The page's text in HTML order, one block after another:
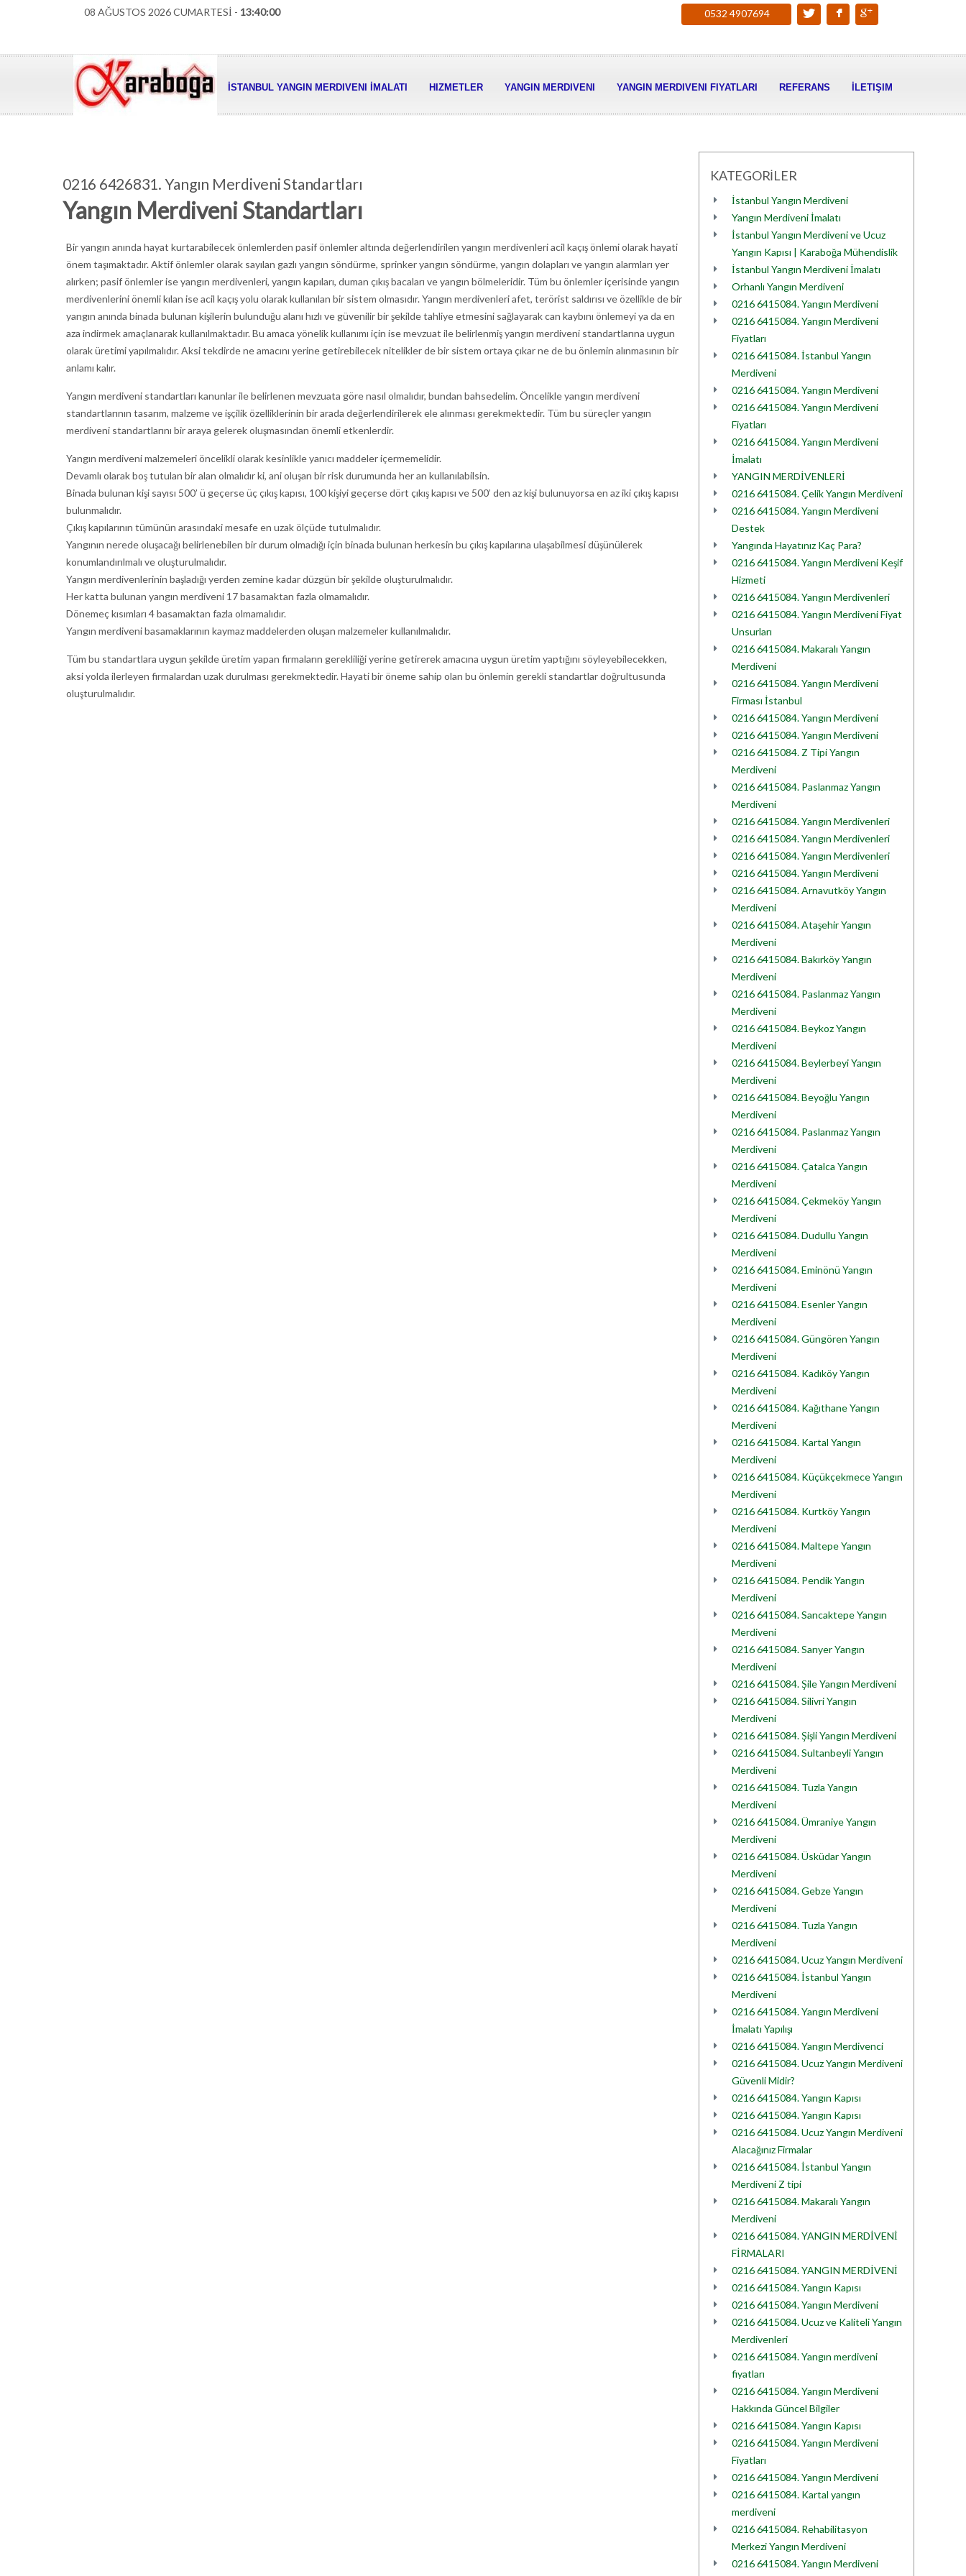
08 AĞUSTOS 2026 CUMARTESİ - 13:40:01 0532 4907694
İSTANBUL YANGIN MERDIVENI İMALATI HIZMETLER YANGIN MERDIVENI YANGIN MERDIVENI FIYATLARI REFERANS İLETIŞIM
0216 6426831. Yangın Merdiveni Standartları
Yangın Merdiveni Standartları
Bir yangın anında hayat kurtarabilecek önlemlerden pasif önlemler altında değerlendirilen yangın merdivenleri acil kaçış önlemi olarak hayati
önem taşımaktadır. Aktif önlemler olarak sayılan gazlı yangın söndürme, sprinker yangın söndürme, yangın dolapları ve yangın alarmları yer
alırken; pasif önlemler ise yangın merdivenleri, yangın kapıları, duman çıkış bacaları ve yangın bölmeleridir. Tüm bu önlemler içerisinde yangın
merdivenlerini önemli kılan ise acil kaçış yolu olarak kullanılan bir sistem olmasıdır. Yangın merdivenleri afet, terörist saldırısı ve özellikle de bir
yangın anında binada bulunan kişilerin bulunduğu alanı hızlı ve güvenilir bir şekilde tahliye etmesini sağlayarak can kaybını önlemeyi ya da en
aza indirmek amaçlanarak kullanılmaktadır. Bu amaca yönelik kullanımı için ise mevzuat ile belirlenmiş yangın merdiveni standartlarına uygun
olarak üretimi yapılmalıdır. Aksi tekdirde ne amacını yerine getirebilecek nitelikler de bir sistem ortaya çıkar ne de bu önlemin alınmasının bir
anlamı kalır.
Yangın merdiveni standartları kanunlar ile belirlenen mevzuata göre nasıl olmalıdır, bundan bahsedelim. Öncelikle yangın merdiveni
standartlarının tasarım, malzeme ve işçilik özelliklerinin bir arada değerlendirilerek ele alınması gerekmektedir. Tüm bu süreçler yangın
merdiveni standartlarını bir araya gelerek oluşmasından önemli etkenlerdir.
Yangın merdiveni malzemeleri öncelikli olarak kesinlikle yanıcı maddeler içermemelidir.
Devamlı olarak boş tutulan bir alan olmalıdır ki, ani oluşan bir risk durumunda her an kullanılabilsin.
Binada bulunan kişi sayısı 500’ ü geçerse üç çıkış kapısı, 100 kişiyi geçerse dört çıkış kapısı ve 500’ den az kişi bulunuyorsa en az iki çıkış kapısı
bulunmalıdır.
Çıkış kapılarının tümünün arasındaki mesafe en uzak ölçüde tutulmalıdır.
Yangının nerede oluşacağı belirlenebilen bir durum olmadığı için binada bulunan herkesin bu çıkış kapılarına ulaşabilmesi düşünülerek
konumlandırılmalı ve oluşturulmalıdır.
Yangın merdivenlerinin başladığı yerden zemine kadar düzgün bir şekilde oluşturulmalıdır.
Her katta bulunan yangın merdiveni 17 basamaktan fazla olmamalıdır.
Dönemeç kısımları 4 basamaktan fazla olmamalıdır.
Yangın merdiveni basamaklarının kaymaz maddelerden oluşan malzemeler kullanılmalıdır.
Tüm bu standartlara uygun şekilde üretim yapan firmaların gerekliliği yerine getirerek amacına uygun üretim yaptığını söyleyebilecekken,
aksi yolda ilerleyen firmalardan uzak durulması gerekmektedir. Hayati bir öneme sahip olan bu önlemin gerekli standartlar doğrultusunda
oluşturulmalıdır.
KATEGORİLER
İstanbul Yangın Merdiveni
Yangın Merdiveni İmalatı
İstanbul Yangın Merdiveni ve Ucuz
Yangın Kapısı | Karaboğa Mühendislik
İstanbul Yangın Merdiveni İmalatı
Orhanlı Yangın Merdiveni
0216 6415084. Yangın Merdiveni
0216 6415084. Yangın Merdiveni
Fiyatları
0216 6415084. İstanbul Yangın
Merdiveni
0216 6415084. Yangın Merdiveni
0216 6415084. Yangın Merdiveni
Fiyatları
0216 6415084. Yangın Merdiveni
İmalatı
YANGIN MERDİVENLERİ
0216 6415084. Çelik Yangın Merdiveni
0216 6415084. Yangın Merdiveni
Destek
Yangında Hayatınız Kaç Para?
0216 6415084. Yangın Merdiveni Keşif
Hizmeti
0216 6415084. Yangın Merdivenleri
0216 6415084. Yangın Merdiveni Fiyat
Unsurları
0216 6415084. Makaralı Yangın
Merdiveni
0216 6415084. Yangın Merdiveni
Firması İstanbul
0216 6415084. Yangın Merdiveni
0216 6415084. Yangın Merdiveni
0216 6415084. Z Tipi Yangın
Merdiveni
0216 6415084. Paslanmaz Yangın
Merdiveni
0216 6415084. Yangın Merdivenleri
0216 6415084. Yangın Merdivenleri
0216 6415084. Yangın Merdivenleri
0216 6415084. Yangın Merdiveni
0216 6415084. Arnavutköy Yangın
Merdiveni
0216 6415084. Ataşehir Yangın
Merdiveni
0216 6415084. Bakırköy Yangın
Merdiveni
0216 6415084. Paslanmaz Yangın
Merdiveni
0216 6415084. Beykoz Yangın
Merdiveni
0216 6415084. Beylerbeyi Yangın
Merdiveni
0216 6415084. Beyoğlu Yangın
Merdiveni
0216 6415084. Paslanmaz Yangın
Merdiveni
0216 6415084. Çatalca Yangın
Merdiveni
0216 6415084. Çekmeköy Yangın
Merdiveni
0216 6415084. Dudullu Yangın
Merdiveni
0216 6415084. Eminönü Yangın
Merdiveni
0216 6415084. Esenler Yangın
Merdiveni
0216 6415084. Güngören Yangın
Merdiveni
0216 6415084. Kadıköy Yangın
Merdiveni
0216 6415084. Kağıthane Yangın
Merdiveni
0216 6415084. Kartal Yangın
Merdiveni
0216 6415084. Küçükçekmece Yangın
Merdiveni
0216 6415084. Kurtköy Yangın
Merdiveni
0216 6415084. Maltepe Yangın
Merdiveni
0216 6415084. Pendik Yangın
Merdiveni
0216 6415084. Sancaktepe Yangın
Merdiveni
0216 6415084. Sarıyer Yangın
Merdiveni
0216 6415084. Şile Yangın Merdiveni
0216 6415084. Silivri Yangın
Merdiveni
0216 6415084. Şişli Yangın Merdiveni
0216 6415084. Sultanbeyli Yangın
Merdiveni
0216 6415084. Tuzla Yangın
Merdiveni
0216 6415084. Ümraniye Yangın
Merdiveni
0216 6415084. Üsküdar Yangın
Merdiveni
0216 6415084. Gebze Yangın
Merdiveni
0216 6415084. Tuzla Yangın
Merdiveni
0216 6415084. Ucuz Yangın Merdiveni
0216 6415084. İstanbul Yangın
Merdiveni
0216 6415084. Yangın Merdiveni
İmalatı Yapılışı
0216 6415084. Yangın Merdivenci
0216 6415084. Ucuz Yangın Merdiveni
Güvenli Midir?
0216 6415084. Yangın Kapısı
0216 6415084. Yangın Kapısı
0216 6415084. Ucuz Yangın Merdiveni
Alacağınız Firmalar
0216 6415084. İstanbul Yangın
Merdiveni Z tipi
0216 6415084. Makaralı Yangın
Merdiveni
0216 6415084. YANGIN MERDİVENİ
FİRMALARI
0216 6415084. YANGIN MERDİVENİ
0216 6415084. Yangın Kapısı
0216 6415084. Yangın Merdiveni
0216 6415084. Ucuz ve Kaliteli Yangın
Merdivenleri
0216 6415084. Yangın merdiveni
fiyatları
0216 6415084. Yangın Merdiveni
Hakkında Güncel Bilgiler
0216 6415084. Yangın Kapısı
0216 6415084. Yangın Merdiveni
Fiyatları
0216 6415084. Yangın Merdiveni
0216 6415084. Kartal yangın
merdiveni
0216 6415084. Rehabilitasyon
Merkezi Yangın Merdiveni
0216 6415084. Yangın Merdiveni